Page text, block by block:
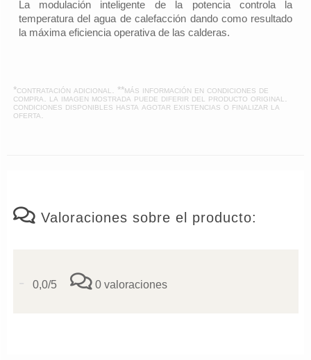
La modulación inteligente de la potencia controla la
temperatura del agua de calefacción dando como resultado
la máxima eficiencia operativa de las calderas.
*contratación adicional. **más información en condiciones de
compra . la imagen mostrada puede diferir del producto original.
condiciones disponibles hasta agotar existencias o finalizar la
oferta.
Valoraciones sobre el producto:
0,0/5 0 valoraciones